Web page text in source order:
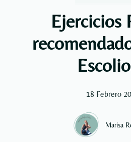
Ejercicios
18 Febrero
Marisa